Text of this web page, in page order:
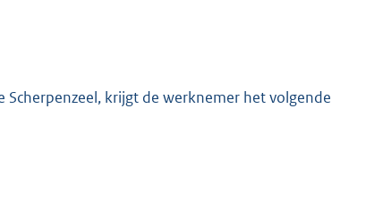
krijgt de werknemer het volgende